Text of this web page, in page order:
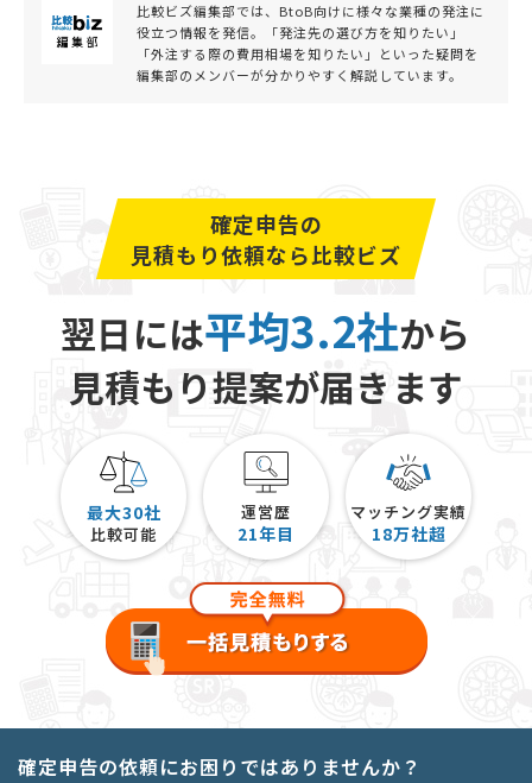
比較ビズ編集部では、BtoB向けに様々な業種の発注に
役立つ情報を発信。「発注先の選び方を知りたい」
「外注する際の費用相場を知りたい」といった疑問を
編集部のメンバーが分かりやすく解説しています。
確定申告の
見積もり依頼なら比較ビズ
翌日には平均3.2社から
見積もり提案が届きます
最大30社
比較可能
運営歴
21年目
マッチング実績
18万社超
確定申告の依頼にお困りではありませんか？